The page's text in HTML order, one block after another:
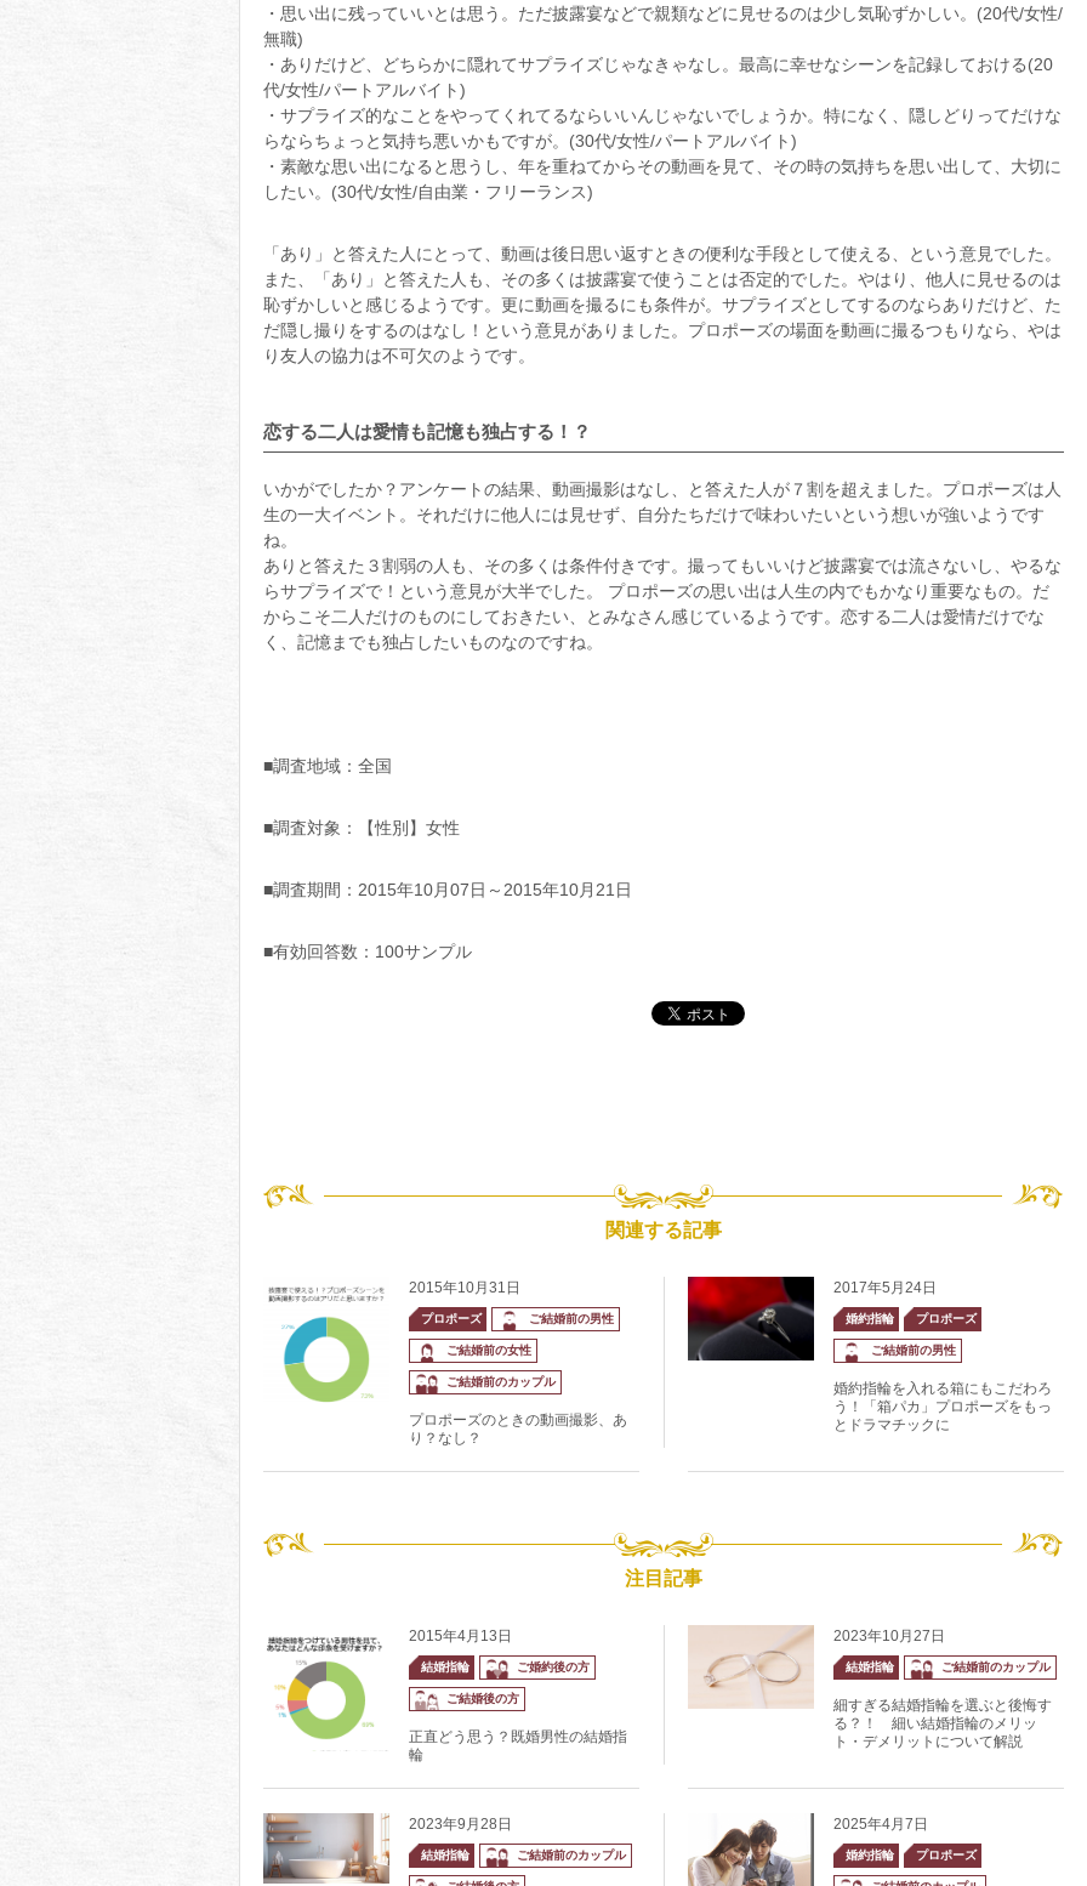
・思い出に残っていいとは思う。ただ披露宴などで親類などに見せるのは少し気恥ずかしい。(20代/女性/
無職)
・ありだけど、どちらかに隠れてサプライズじゃなきゃなし。最高に幸せなシーンを記録しておける(20
代/女性/パートアルバイト)
・サプライズ的なことをやってくれてるならいいんじゃないでしょうか。特になく、隠しどりってだけな
らならちょっと気持ち悪いかもですが。(30代/女性/パートアルバイト)
・素敵な思い出になると思うし、年を重ねてからその動画を見て、その時の気持ちを思い出して、大切に
したい。(30代/女性/自由業・フリーランス)
「あり」と答えた人にとって、動画は後日思い返すときの便利な手段として使える、という意見でした。
また、「あり」と答えた人も、その多くは披露宴で使うことは否定的でした。やはり、他人に見せるのは
恥ずかしいと感じるようです。更に動画を撮るにも条件が。サプライズとしてするのならありだけど、た
だ隠し撮りをするのはなし！という意見がありました。プロポーズの場面を動画に撮るつもりなら、やは
り友人の協力は不可欠のようです。
恋する二人は愛情も記憶も独占する！？
いかがでしたか？アンケートの結果、動画撮影はなし、と答えた人が７割を超えました。プロポーズは人
生の一大イベント。それだけに他人には見せず、自分たちだけで味わいたいという想いが強いようです
ね。
ありと答えた３割弱の人も、その多くは条件付きです。撮ってもいいけど披露宴では流さないし、やるな
らサプライズで！という意見が大半でした。 プロポーズの思い出は人生の内でもかなり重要なもの。だ
からこそ二人だけのものにしておきたい、とみなさん感じているようです。恋する二人は愛情だけでな
く、記憶までも独占したいものなのですね。
■調査地域：全国
■調査対象：【性別】女性
■調査期間：2015年10月07日～2015年10月21日
■有効回答数：100サンプル
関連する記事
2015年10月31日
プロポーズ ご結婚前の男性
ご結婚前の女性
ご結婚前のカップル
プロポーズのときの動画撮影、あ
り？なし？
2017年5月24日
婚約指輪 プロポーズ
ご結婚前の男性
婚約指輪を入れる箱にもこだわろ
う！「箱パカ」プロポーズをもっ
とドラマチックに
注目記事
2015年4月13日
結婚指輪 ご婚約後の方
ご結婚後の方
正直どう思う？既婚男性の結婚指
輪
2023年10月27日
結婚指輪 ご結婚前のカップル
細すぎる結婚指輪を選ぶと後悔す
る？！ 細い結婚指輪のメリッ
ト・デメリットについて解説
2023年9月28日
結婚指輪 ご結婚前のカップル
2025年4月7日
婚約指輪 プロポーズ